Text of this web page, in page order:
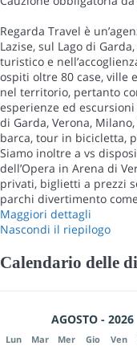
Regarda Travel è
Lazise, sul Lago di
turistico e
ospiti oltre 80 case, ville
nel territorio, pertanto
esperienze ed
di Garda, Verona,
barca, tour in bicicletta,
Siamo inoltre a vs
dell’Opera in Arena di
privati, biglietti a prezzi
parchi divertimento
Maggiori dettagli
Nascondi il riepilogo
Calendario delle
AGOSTO - 2026
Lun Mar Mer Gio Ven